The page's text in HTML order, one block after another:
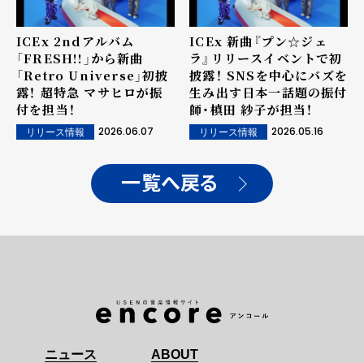
ICEx 2ndアルバム
「FRESH!!」から新曲
「Retro Universe」初披
露！ 超特急 マサヒロが振
付を担当！
リリース情報 2026.06.07
ICEx 新曲『プン☆ジェ
ラ』リリースイベントで初
披露！ SNSを中心にバズを
生み出す日本一話題の振付
師・槙田 紗子が担当！
リリース情報 2026.05.16
一覧へ戻る
ニュース ABOUT